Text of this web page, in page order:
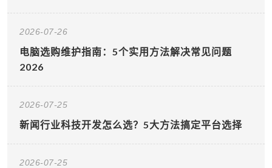
2026-07-26
电脑选购维护指南：5个实用方法解决常见问题
2026
2026-07-25
新闻行业科技开发怎么选？5大方法搞定平台选择
2026-07-25